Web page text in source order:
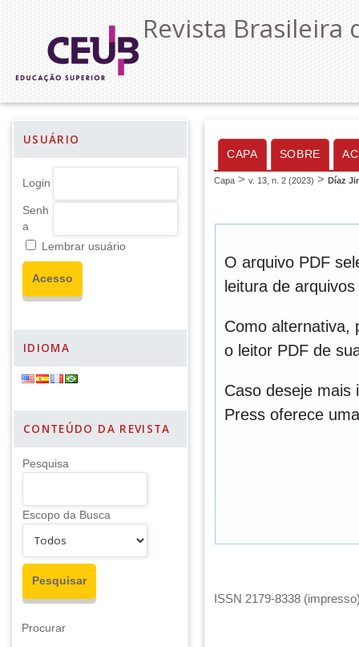
Revista Brasileira
USUÁRIO
Login
Senh
a
Lembrar usuário
IDIOMA
CONTEÚDO DA REVISTA
Pesquisa
Escopo da Busca
Procurar
CAPA SOBRE
Capa > v. 13, n. 2 (2023) > Díaz
O arquivo PDF
leitura de
Como alternativa,
o leitor PDF de
Caso deseje mais
Press oferece
ISSN 2179-8338